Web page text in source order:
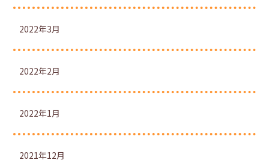
2022年3月
2022年2月
2022年1月
2021年12月